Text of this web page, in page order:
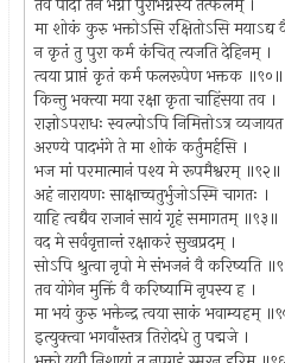
मा शोकं कुरु भक्तोऽसि रक्षितोऽसि मयाऽद्य
न कृतं तु पुरा कर्म कंचित् त्यजति देहिनम् ।
त्वया प्राप्तं कृतं कर्म फलरूपेण भक्तक ॥९०॥
किन्तु भक्त्या मया रक्षा कृता चाहिंसया तव ।
राज्ञोऽपराधः स्वल्पोऽपि निमित्तोऽत्र
अरण्ये पादभंगे ते मा शोकं कर्तुमर्हसि ।
भज मां परमात्मानं पश्य मे रूपमैश्वरम् ॥९२॥
अहं नारायणः साक्षाच्चतुर्भुजोऽस्मि चागतः ।
याहि त्वद्यैव राजानं सायं गृहं समागतम् ॥९३॥
वद मे सर्ववृत्तान्तं रक्षाकरं सुखप्रदम् ।
सोऽपि श्रुत्वा नृपो मे संभजनं वै करिष्यति
तव योगेन मुक्तिं वै करिष्यामि नृपस्य ह ।
मा भयं कुरु भक्तेन्द्र त्वया साकं भवाम्यहम्
इत्युक्त्वा भगवाँस्तत्र तिरोदधे तु पद्मजे ।